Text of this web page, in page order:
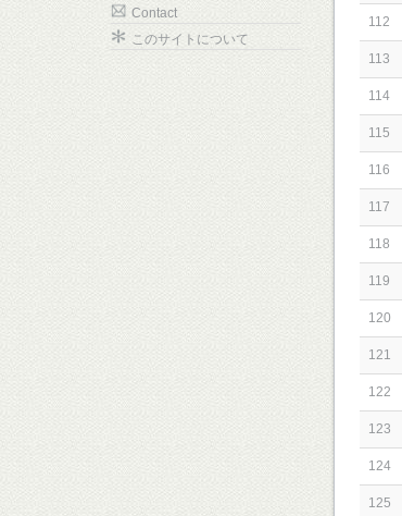
Contact
このサイトについて
112
113
114
115
116
117
118
119
120
121
122
123
124
125